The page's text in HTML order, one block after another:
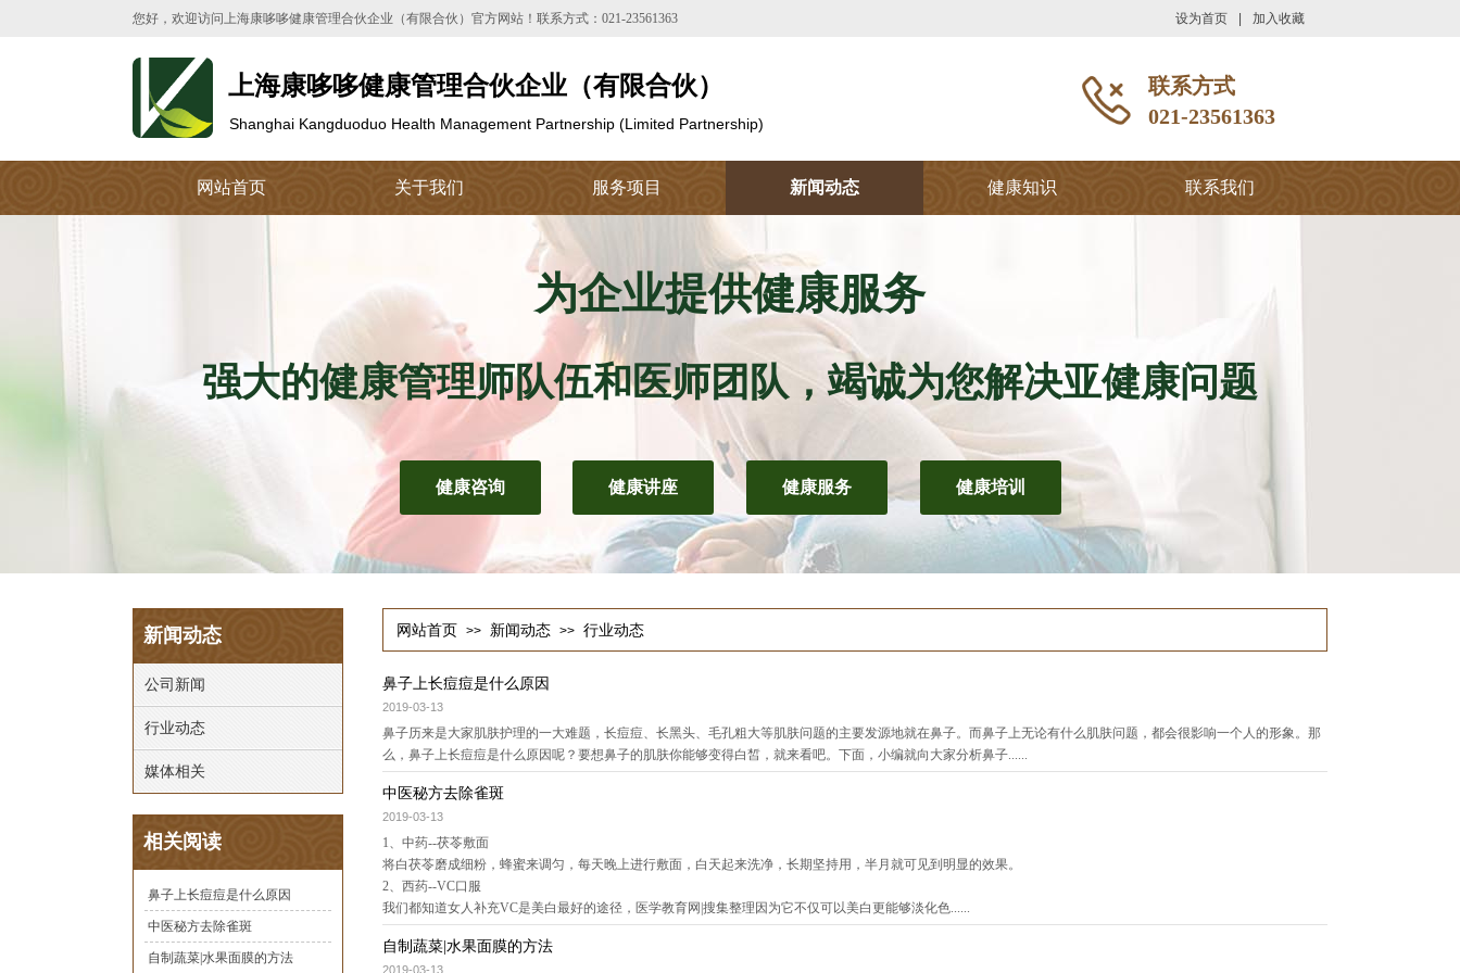
您好，欢迎访问上海康哆哆健康管理合伙企业（有限合伙）官方网站！联系方式：021-23561363 设为首页 加入收藏
上海康哆哆健康管理合伙企业（有限合伙）
联系方式
021-23561363
Shanghai Kangduoduo Health Management Partnership (Limited Partnership)
网站首页 关于我们 服务项目 新闻动态 健康知识 联系我们
健康讲座 健康培训
健康服务
健康咨询
为企业提供健康服务
强大的健康管理师队伍和医师团队，竭诚为您解决亚健康问题
网站首页 >> 新闻动态 >> 行业动态
公司新闻
行业动态
媒体相关
新闻动态
鼻子上长痘痘是什么原因
2019-03-13
鼻子历来是大家肌肤护理的一大难题，长痘痘、长黑头、毛孔粗大等肌肤问题的主要发源地就在鼻子。而鼻子上无论有什么肌肤问题，都会很影响一个人的形象。那
么，鼻子上长痘痘是什么原因呢？要想鼻子的肌肤你能够变得白皙，就来看吧。下面，小编就向大家分析鼻子......
中医秘方去除雀斑
2019-03-13
1、中药--茯苓敷面
将白茯苓磨成细粉，蜂蜜来调匀，每天晚上进行敷面，白天起来洗净，长期坚持用，半月就可见到明显的效果。
2、西药--VC口服
我们都知道女人补充VC是美白最好的途径，医学教育网|搜集整理因为它不仅可以美白更能够淡化色......
自制蔬菜|水果面膜的方法
2019-03-13
鼻子上长痘痘是什么原因
中医秘方去除雀斑
自制蔬菜|水果面膜的方法
相关阅读